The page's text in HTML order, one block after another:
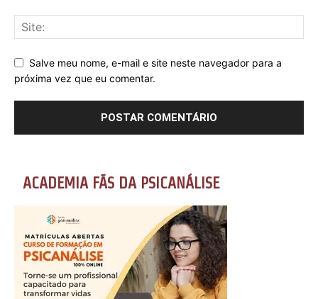
Salve meu nome, e-mail e site neste navegador para a
próxima vez que eu comentar.
ACADEMIA FÃS DA PSICANÁLISE